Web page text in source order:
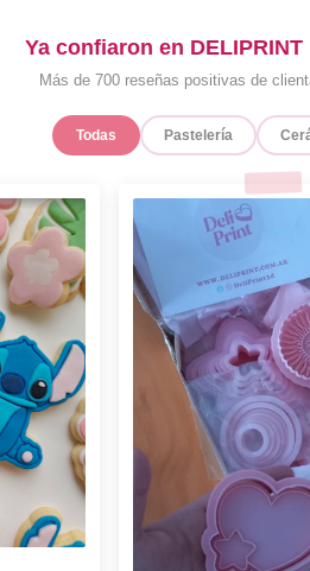
Ya confiaron en
Más de 700 reseñas positivas de
Todas Pastelería